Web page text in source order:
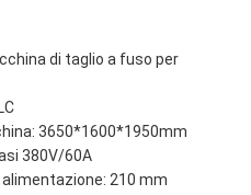
di taglio a fuso per
3650*1600*1950mm
380V/60A
210 mm